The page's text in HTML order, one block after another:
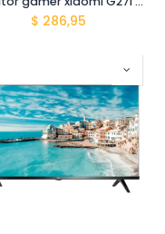
$ 286,95